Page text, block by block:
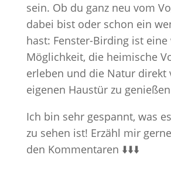
sein. Ob du ganz neu vom
dabei bist oder schon ein
hast: Fenster-Birding ist
Möglichkeit, die heimische
erleben und die Natur direkt
eigenen Haustür zu
Ich bin sehr gespannt, was
zu sehen ist! Erzähl mir
den Kommentaren ⬇️⬇️⬇️